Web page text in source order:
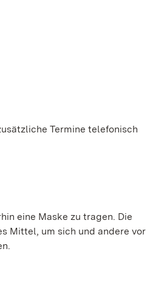
Termine telefonisch
eine Maske zu tragen. Die
Mittel, um sich und andere vor